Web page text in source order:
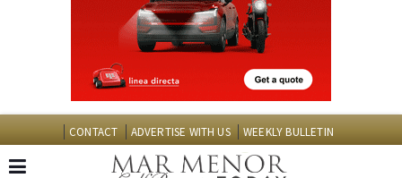
CONTACT ADVERTISE WITH US WEEKLY BULLETIN